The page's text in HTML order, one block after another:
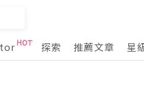
探索 推薦文章 星